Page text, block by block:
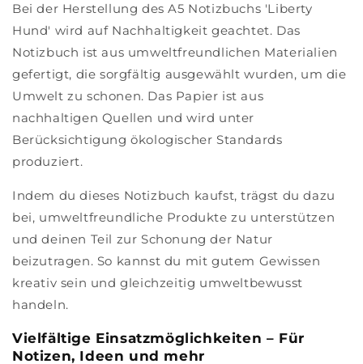
Bei der Herstellung des A5 Notizbuchs 'Liberty
Hund' wird auf Nachhaltigkeit geachtet. Das
Notizbuch ist aus umweltfreundlichen Materialien
gefertigt, die sorgfältig ausgewählt wurden, um die
Umwelt zu schonen. Das Papier ist aus
nachhaltigen Quellen und wird unter
Berücksichtigung ökologischer Standards
produziert.
Indem du dieses Notizbuch kaufst, trägst du dazu
bei, umweltfreundliche Produkte zu unterstützen
und deinen Teil zur Schonung der Natur
beizutragen. So kannst du mit gutem Gewissen
kreativ sein und gleichzeitig umweltbewusst
handeln.
Vielfältige Einsatzmöglichkeiten – Für
Notizen, Ideen und mehr